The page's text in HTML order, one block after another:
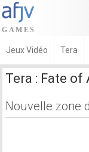
Jeux Vidéo Tera
Tera : Fate of
Nouvelle zone